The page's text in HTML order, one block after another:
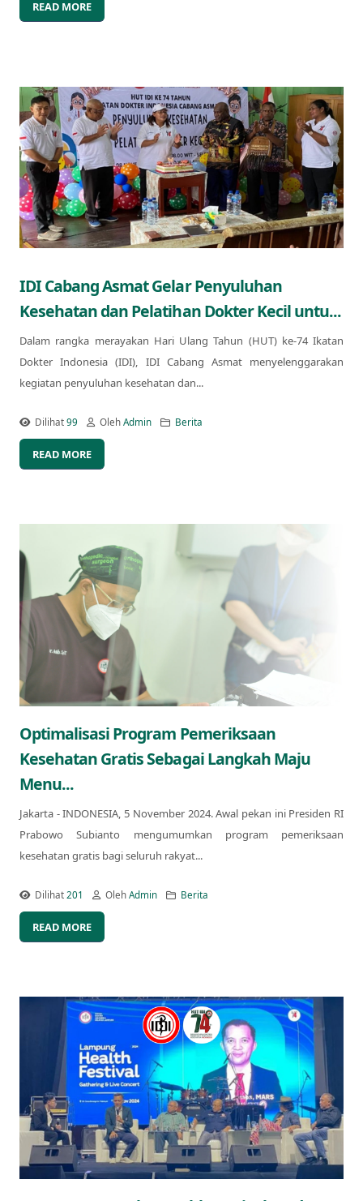
READ MORE
IDI Cabang Asmat Gelar Penyuluhan
Kesehatan dan Pelatihan Dokter Kecil untu...
Dalam rangka merayakan Hari Ulang Tahun (HUT) ke-74 Ikatan
Dokter Indonesia (IDI), IDI Cabang Asmat menyelenggarakan
kegiatan penyuluhan kesehatan dan...
Dilihat99 OlehAdmin Berita
READ MORE
Optimalisasi Program Pemeriksaan
Kesehatan Gratis Sebagai Langkah Maju
Menu...
Jakarta - INDONESIA, 5 November 2024. Awal pekan ini Presiden RI
Prabowo Subianto mengumumkan program pemeriksaan
kesehatan gratis bagi seluruh rakyat...
Dilihat201 OlehAdmin Berita
READ MORE